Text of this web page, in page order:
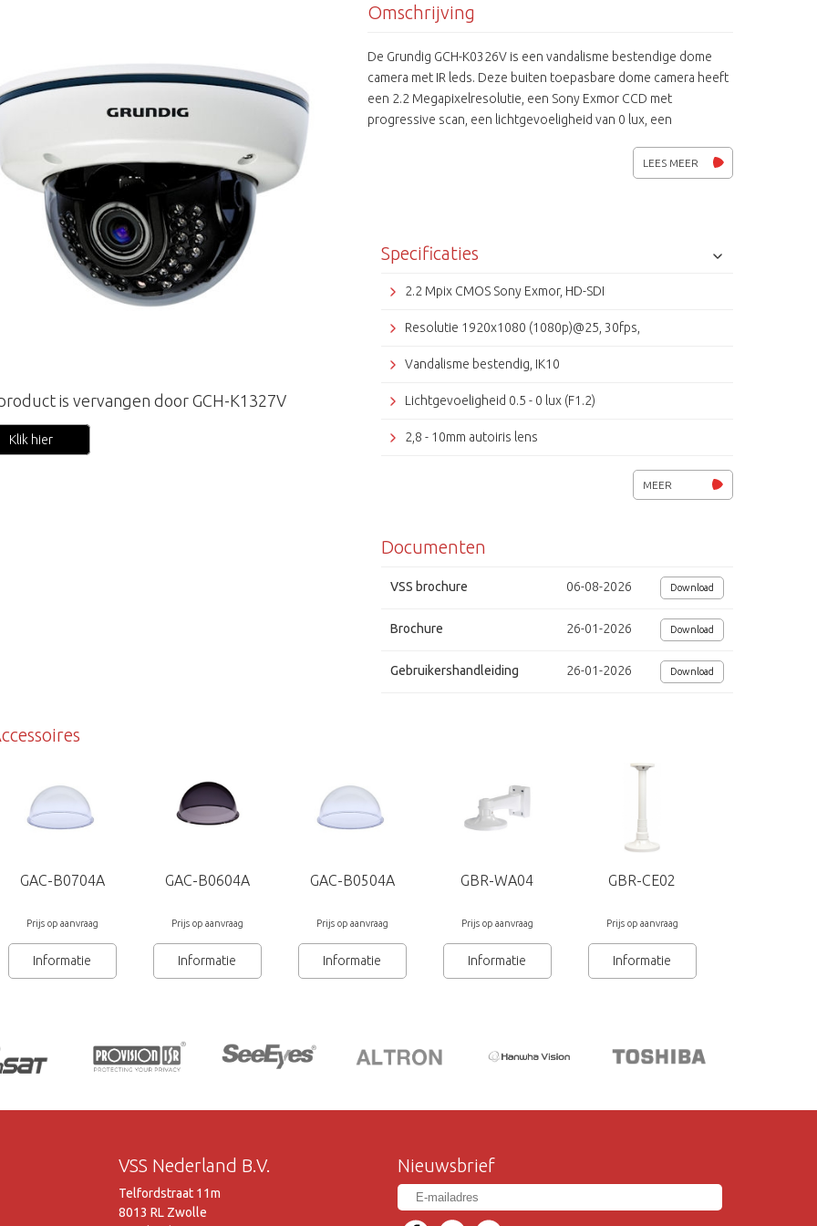
is vervangen door GCH-K1327V
Klik hier
Omschrijving
De Grundig GCH-K0326V is een vandalisme bestendige dome
camera met IR leds. Deze buiten toepasbare dome camera heeft
een 2.2 Megapixelresolutie, een Sony Exmor CCD met
progressive scan, een lichtgevoeligheid van 0 lux, een
donker. Verder beschikt hij over functies als WDR, HLC, DNR,
ATW en de SMART IR regeling. Daarnaast zijn HD-SDI camera's
wereld van videobeveiliging. HD-SDI is gebaseerd op de SMPTE-
292M studio norm.
LEES MEER
Specificaties
2.2 Mpix CMOS Sony Exmor, HD-SDI
Resolutie 1920x1080 (1080p)@25, 30fps,
Vandalisme bestendig, IK10
Lichtgevoeligheid 0.5 - 0 lux (F1.2)
2,8 - 10mm autoiris lens
IR-filter, Wide Dynamic Range (WDR)
Privacy masking, bewegingsdetectie
Weerbestendig, klasse IP66
MEER
Documenten
VSS brochure 06-08-2026 Download
Brochure 26-01-2026 Download
Gebruikershandleiding 26-01-2026 Download
GAC-B0704A
Prijs op aanvraag
Informatie
GAC-B0604A
Prijs op aanvraag
Informatie
GAC-B0504A
Prijs op aanvraag
Informatie
GBR-WA04
Prijs op aanvraag
Informatie
GBR-CE02
Prijs op aanvraag
Informatie
VSS Nederland B.V.
Telfordstraat 11m
8013 RL Zwolle
Nieuwsbrief